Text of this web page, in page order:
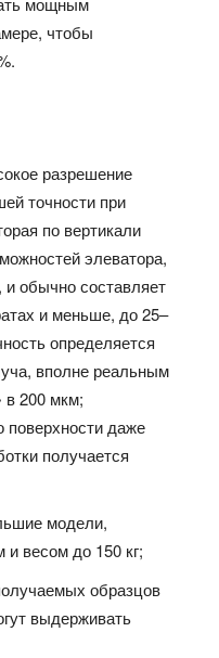
чтобы
разрешение
точности при
по вертикали
элеватора,
обычно составляет
и меньше, до 25–
определяется
вполне реальным
в 200 мкм;
поверхности даже
получается
модели,
весом до 150 кг;
образцов
выдерживать